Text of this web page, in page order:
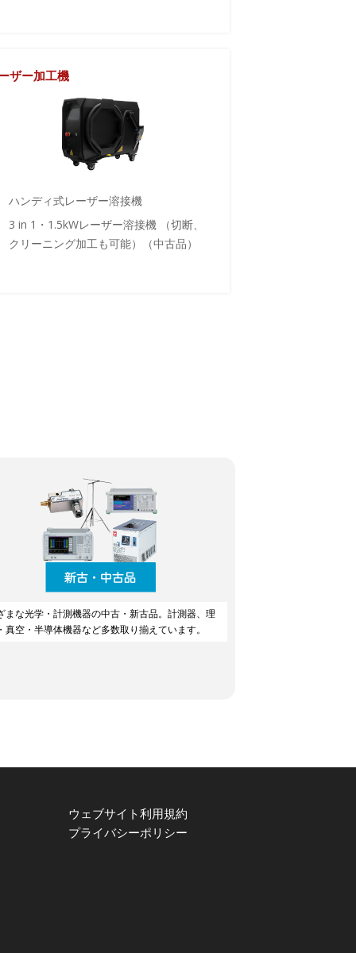
ザー加工機
ハンディ式レーザー溶接機
3 in 1・1.5kWレーザー溶接機 （切断、
クリーニング加工も可能）（中古品）
まな光学・計測機器の中古・新古品。計測器、理
真空・半導体機器など多数取り揃えています。
ウェブサイト利用規約
プライバシーポリシー